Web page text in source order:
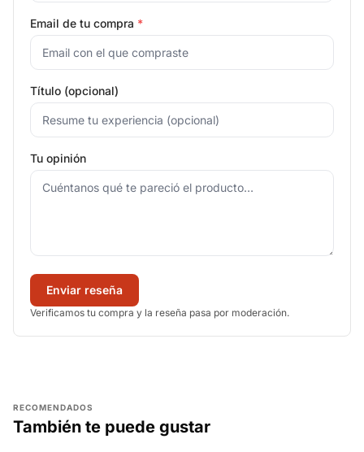
Email de tu compra *
Título (opcional)
Tu opinión
Enviar reseña
Verificamos tu compra y la reseña pasa por moderación.
RECOMENDADOS
También te puede gustar
AGREGAR AGREGAR